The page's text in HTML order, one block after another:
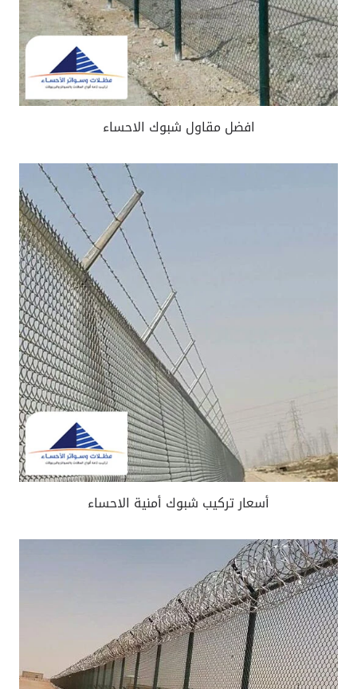
افضل مقاول شبوك الاحساء
أسعار تركيب شبوك أمنية الاحساء